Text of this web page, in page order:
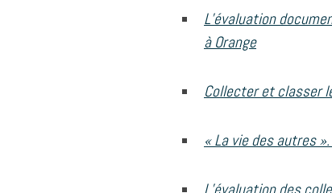
L’évaluation
à Orange
Collecter et classer
« La vie des autres